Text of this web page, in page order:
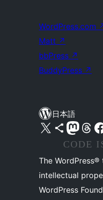
WordPress.com
Matt ↗
bbPress ↗
BuddyPress ↗
日本語
X (旧 Twitter) アカウントへ Bluesky アカウントへ Mastodon アカウントへ Threads アカウントへ Facebook
CODE
The
intellectual
WordPress